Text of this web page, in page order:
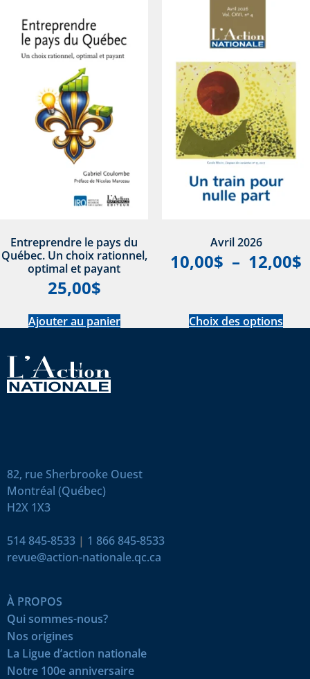
Entreprendre le pays du
Québec. Un choix rationnel,
optimal et payant
25,00$
Ajouter au panier
Avril 2026
10,00$ – 12,00$
Choix des options
82, rue Sherbrooke Ouest
Montréal (Québec)
H2X 1X3
514 845-8533 | 1 866 845-8533
revue@action-nationale.qc.ca
À PROPOS
Qui sommes-nous?
Nos origines
La Ligue d’action nationale
Notre 100e anniversaire